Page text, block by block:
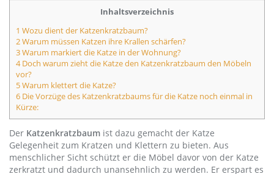
Inhaltsverzeichnis
1 Wozu dient der Katzenkratzbaum?
2 Warum müssen Katzen ihre Krallen schärfen?
3 Warum markiert die Katze in der Wohnung?
4 Doch warum zieht die Katze den Katzenkratzbaum den Möbeln
vor?
5 Warum klettert die Katze?
6 Die Vorzüge des Katzenkratzbaums für die Katze noch einmal in
Kürze:
Der Katzenkratzbaum ist dazu gemacht der Katze
Gelegenheit zum Kratzen und Klettern zu bieten. Aus
menschlicher Sicht schützt er die Möbel davor von der Katze
zerkratzt und dadurch unansehnlich zu werden. Er erspart es